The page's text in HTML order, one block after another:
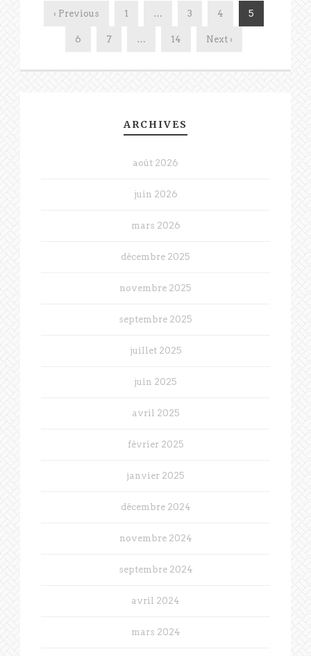
‹ Previous 1 … 3 4 5
6 7 … 14 Next ›
ARCHIVES
août 2026
juin 2026
mars 2026
décembre 2025
novembre 2025
septembre 2025
juillet 2025
juin 2025
avril 2025
février 2025
janvier 2025
décembre 2024
novembre 2024
septembre 2024
avril 2024
mars 2024